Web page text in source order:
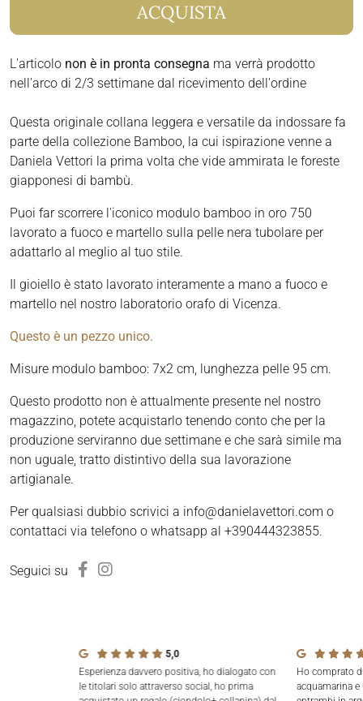
ACQUISTA
L'articolo non è in pronta consegna ma verrà prodotto
nell'arco di 2/3 settimane dal ricevimento dell'ordine
Questa originale collana leggera e versatile da indossare fa
parte della collezione Bamboo, la cui ispirazione venne a
Daniela Vettori la prima volta che vide ammirata le foreste
giapponesi di bambù.
Puoi far scorrere l'iconico modulo bamboo in oro 750
lavorato a fuoco e martello sulla pelle nera tubolare per
adattarlo al meglio al tuo stile.
Il gioiello è stato lavorato interamente a mano a fuoco e
martello nel nostro laboratorio orafo di Vicenza.
Questo è un pezzo unico.
Misure modulo bamboo: 7x2 cm, lunghezza pelle 95 cm.
Questo prodotto non è attualmente presente nel nostro
magazzino, potete acquistarlo tenendo conto che per la
produzione serviranno due settimane e che sarà simile ma
non uguale, tratto distintivo della sua lavorazione
artigianale.
Per qualsiasi dubbio scrivici a info@danielavettori.com o
contattaci via telefono o whatsapp al +390444323855.
Seguici su
5,0
Esperienza davvero positiva, ho dialogato con
le titolari solo attraverso social, ho prima
Ho comprato
acquamarina